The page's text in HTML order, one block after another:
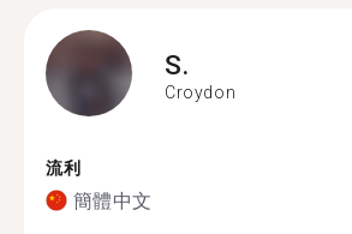
S.
Croydon
流利
簡體中文